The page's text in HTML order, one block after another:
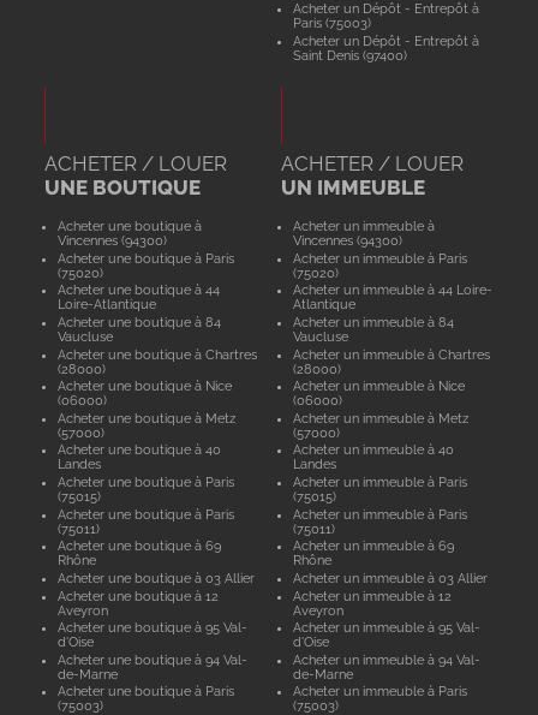
Acheter un Dépôt - Entrepôt à
Paris (75003)
Acheter un Dépôt - Entrepôt à
Saint Denis (97400)
ACHETER / LOUER
UNE BOUTIQUE
Acheter une boutique à
Vincennes (94300)
Acheter une boutique à Paris
(75020)
Acheter une boutique à 44
Loire-Atlantique
Acheter une boutique à 84
Vaucluse
Acheter une boutique à Chartres
(28000)
Acheter une boutique à Nice
(06000)
Acheter une boutique à Metz
(57000)
Acheter une boutique à 40
Landes
Acheter une boutique à Paris
(75015)
Acheter une boutique à Paris
(75011)
Acheter une boutique à 69
Rhône
Acheter une boutique à 03 Allier
Acheter une boutique à 12
Aveyron
Acheter une boutique à 95 Val-
d'Oise
Acheter une boutique à 94 Val-
de-Marne
Acheter une boutique à Paris
(75003)
ACHETER / LOUER
UN IMMEUBLE
Acheter un immeuble à
Vincennes (94300)
Acheter un immeuble à Paris
(75020)
Acheter un immeuble à 44 Loire-
Atlantique
Acheter un immeuble à 84
Vaucluse
Acheter un immeuble à Chartres
(28000)
Acheter un immeuble à Nice
(06000)
Acheter un immeuble à Metz
(57000)
Acheter un immeuble à 40
Landes
Acheter un immeuble à Paris
(75015)
Acheter un immeuble à Paris
(75011)
Acheter un immeuble à 69
Rhône
Acheter un immeuble à 03 Allier
Acheter un immeuble à 12
Aveyron
Acheter un immeuble à 95 Val-
d'Oise
Acheter un immeuble à 94 Val-
de-Marne
Acheter un immeuble à Paris
(75003)